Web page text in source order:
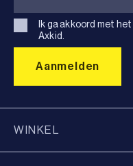
Ik ga akkoord met
Axkid.
WINKEL